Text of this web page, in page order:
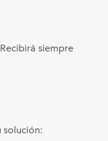
siempre
solución: